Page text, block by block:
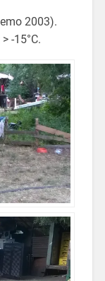
2003).
-15°C.